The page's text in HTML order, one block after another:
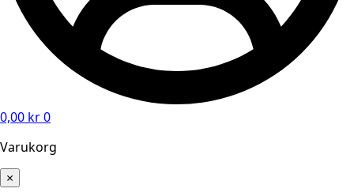
0,00 kr0
Varukorg
×